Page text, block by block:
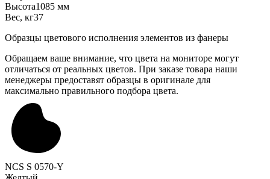
Высота1085 мм
Вес, кг37
Образцы цветового исполнения элементов из фанеры
Обращаем ваше внимание, что цвета на мониторе могут
отличаться от реальных цветов. При заказе товара наши
менеджеры предоставят образцы в оригинале для
максимально правильного подбора цвета.
NCS S 0570-Y